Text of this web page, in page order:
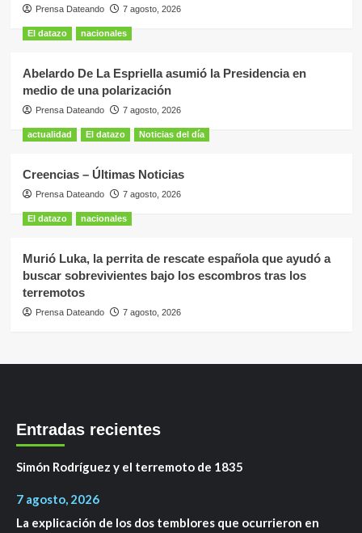
Prensa Dateando 7 agosto, 2026
El datazo nacionales
Abelardo De La Espriella asumió la Presidencia en
medio de una polarización
Prensa Dateando 7 agosto, 2026
actualidad El datazo Noticias del día
Creencias – Últimas Noticias
Prensa Dateando 7 agosto, 2026
El datazo nacionales
Murió Luka, la perrita de rescate española que ayudó a
buscar sobrevivientes bajo los escombros tras los
terremotos
Prensa Dateando 7 agosto, 2026
Entradas recientes
Simón Rodríguez y el terremoto de 1835
7 agosto, 2026
La explicación de los dos temblores que ocurrieron en